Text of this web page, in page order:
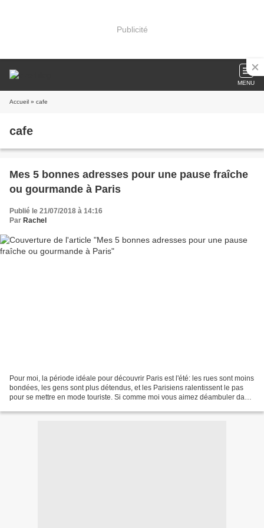
Publicité
MENU
Accueil » cafe
cafe
Mes 5 bonnes adresses pour une pause fraîche
ou gourmande à Paris
Publié le 21/07/2018 à 14:16
Par Rachel
Pour moi, la période idéale pour découvrir Paris est l'été: les rues sont moins
bondées, les gens sont plus détendus, et les Parisiens ralentissent le pas
pour se mettre en mode touriste. Si comme moi vous aimez déambuler dans